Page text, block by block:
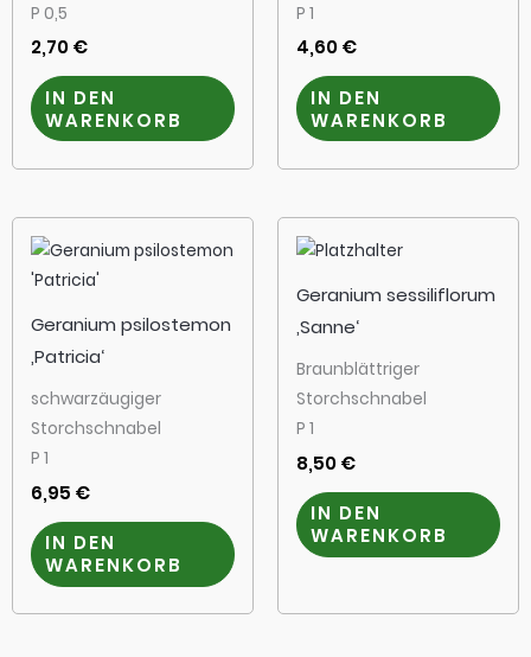
P 0,5
2,70€
IN DEN
WARENKORB
P 1
4,60€
IN DEN
WARENKORB
Geranium psilostemon
‚Patricia‘
schwarzäugiger
Storchschnabel
P 1
6,95 €
IN DEN
WARENKORB
Geranium sessiliflorum
‚Sanne‘
Braunblättriger
Storchschnabel
P 1
8,50€
IN DEN
WARENKORB